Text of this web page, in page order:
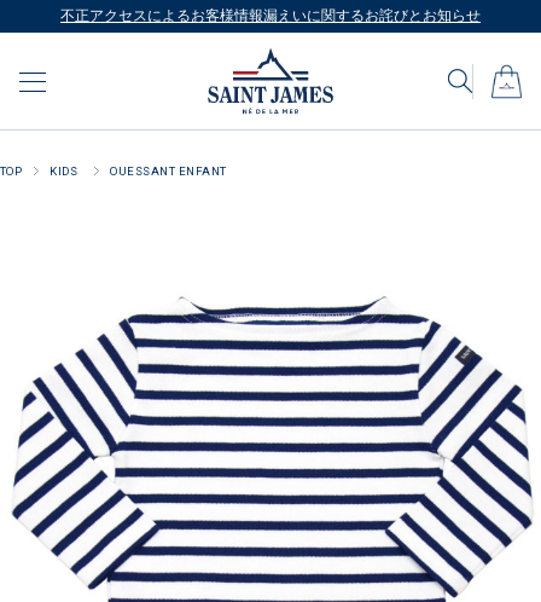
不正アクセスによるお客様情報漏えいに関するお詫びとお知らせ
TOP KIDS OUESSANT ENFANT